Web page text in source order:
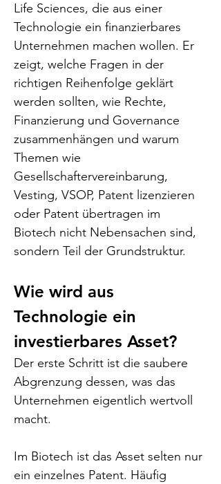
Life Sciences, die aus einer
Technologie ein finanzierbares
Unternehmen machen wollen. Er
zeigt, welche Fragen in der
richtigen Reihenfolge geklärt
werden sollten, wie Rechte,
Finanzierung und Governance
zusammenhängen und warum
Themen wie
Gesellschaftervereinbarung,
Vesting, VSOP, Patent lizenzieren
oder Patent übertragen im
Biotech nicht Nebensachen sind,
sondern Teil der Grundstruktur.
Wie wird aus
Technologie ein
investierbares Asset?
Der erste Schritt ist die saubere
Abgrenzung dessen, was das
Unternehmen eigentlich wertvoll
macht.
Im Biotech ist das Asset selten nur
ein einzelnes Patent. Häufig